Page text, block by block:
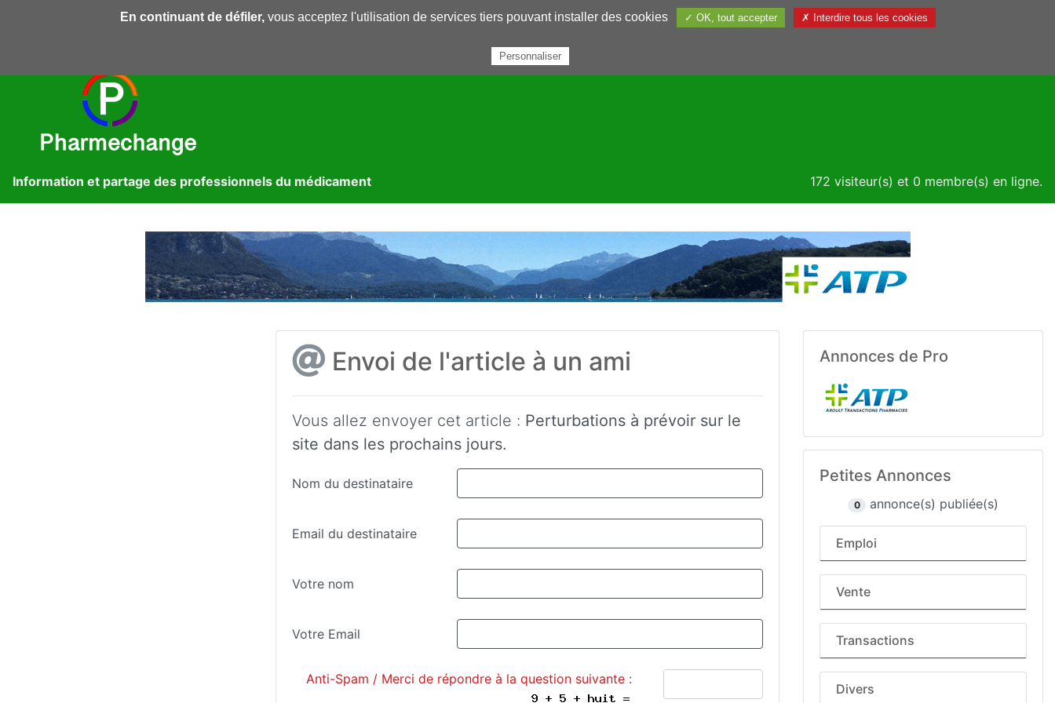
Pharmechange Forums Dossiers Presse Librairie Annuaires Petites annonces Nous contacter Utile
Information et partage des professionnels du médicament 172 visiteur(s) et 0 membre(s) en ligne.
Envoi de l'article à un ami
Vous allez envoyer cet article : Perturbations à prévoir sur le
site dans les prochains jours.
Nom du destinataire
Email du destinataire
Votre nom
Votre Email
Anti-Spam / Merci de répondre à la question suivante :
Annonces de Pro
Petites Annonces
0 annonce(s) publiée(s)
Emploi
Vente
Transactions
Divers
En continuant de défiler,vous acceptez l'utilisation de services tiers pouvant installer des cookies ✓ OK, tout accepter ✗ Interdire tous les cookies
Personnaliser